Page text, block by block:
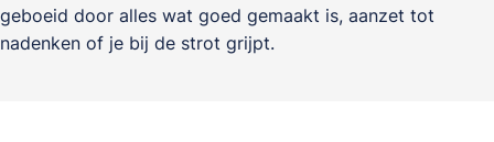
geboeid door alles wat goed gemaakt is, aanzet tot
nadenken of je bij de strot grijpt.